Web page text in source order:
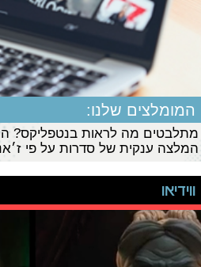
המומלצים שלנו:
מתלבטים מה לראות בנטפליקס?
המלצה ענקית של סדרות על פי
ווידיאו